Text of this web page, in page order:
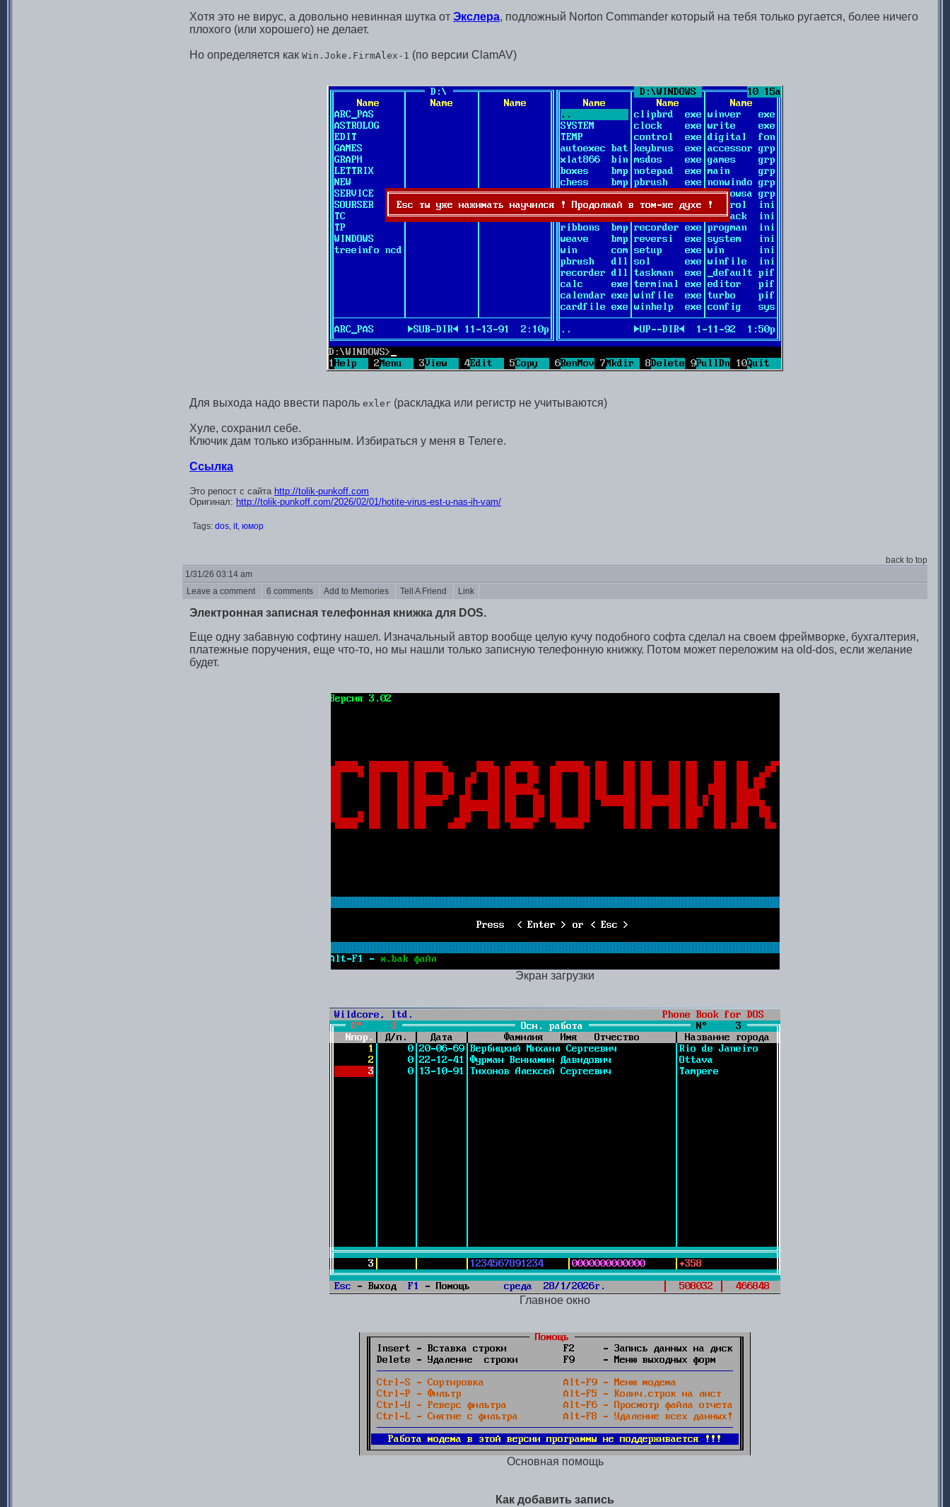
Хотя это не вирус, а довольно невинная шутка от Экслера, подложный Norton Commander который на тебя только ругается, более ничего
плохого (или хорошего) не делает.
Но определяется как Win.Joke.FirmAlex-1 (по версии ClamAV)
Для выхода надо ввести пароль exler (раскладка или регистр не учитываются)
Хуле, сохранил себе.
Ключик дам только избранным. Избираться у меня в Телеге.
Ссылка
Это репост с сайта http://tolik-punkoff.com
Оригинал: http://tolik-punkoff.com/2026/02/01/hotite-virus-est-u-nas-ih-vam/
Tags: dos, it, юмор
back to top
1/31/26 03:14 am
Leave a comment
6 comments Add to Memories Tell A Friend Link
Электронная записная телефонная книжка для DOS.
Еще одну забавную софтину нашел. Изначальный автор вообще целую кучу подобного софта сделал на своем фреймворке, бухгалтерия,
платежные поручения, еще что-то, но мы нашли только записную телефонную книжку. Потом может переложим на old-dos, если желание
будет.
Экран загрузки
Главное окно
Основная помощь
Как добавить запись